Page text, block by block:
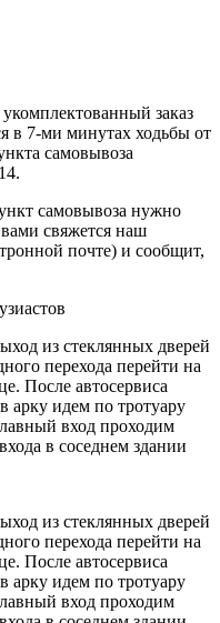
заказ
в 7-ми минутах ходьбы от
самовывоза
самовывоза нужно
вами свяжется наш
почте) и сообщит,
из стеклянных дверей
перехода перейти на
После автосервиса
арку идем по тротуару
вход проходим
в соседнем здании
из стеклянных дверей
перехода перейти на
После автосервиса
арку идем по тротуару
вход проходим